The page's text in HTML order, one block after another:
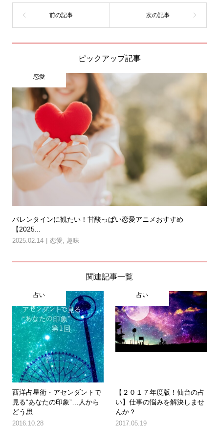
ピックアップ記事
恋愛
バレンタインに観たい！甘酸っぱい恋愛アニメおすすめ
【2025...
2025.02.14 恋愛, 趣味
関連記事一覧
占い
西洋占星術・アセンダントで
見る“あなたの印象”…人から
どう思...
2016.10.28
占い
【２０１７年度版！仙台の占
い】仕事の悩みを解決しませ
んか？
2017.05.19